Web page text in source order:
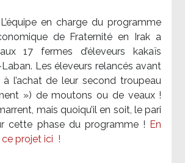
L’équipe en charge du programme
de Fraternité en Irak a
17 fermes d’éleveurs kakaïs
Les éleveurs relancés avant
à l’achat de leur second troupeau
») de moutons ou de veaux !
mais quoiqu’il en soit, le pari
cette phase du programme ! En
projet ici !